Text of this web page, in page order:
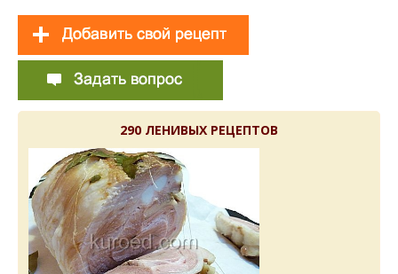
290 ЛЕНИВЫХ РЕЦЕПТОВ